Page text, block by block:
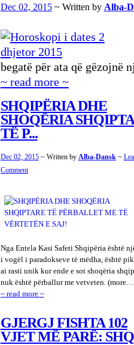
Dec 02, 2015 ~ Written by Alba-
begatë për ata që
~ read more ~
SHQIPËRIA DHE
SHOQËRIA
TË P...
Dec 02, 2015 ~ Written by Alba-Dansk ~
Comment
Nga Entela Kasi Safeti Shqipëria është
i vogël i paradokseve të mëdha, është
ai rasti unik kur ende e sot shoqëria
nuk është përballur me vetveten.
~ read more ~
GJERGJ FISHTA 102
VJET MË PARË: